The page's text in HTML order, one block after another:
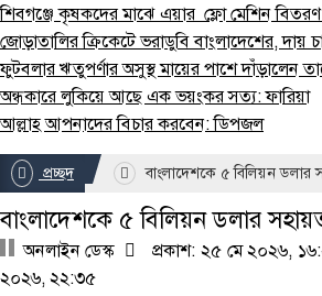
শিবগঞ্জে কৃষকদের মাঝে এয়ার ফ্লো মেশিন বিতরণ
জোড়াতালির ক্রিকেটে ভরাডুবি বাংলাদেশের, দায়
ফুটবলার ঋতুপর্ণার অসুস্থ মায়ের পাশে দাঁড়ালেন
অন্ধকারে লুকিয়ে আছে এক ভয়ংকর সত্য: ফারিয়া
আল্লাহ আপনাদের বিচার করবেন: ডিপজল
প্রচ্ছদ বাংলাদেশকে ৫ বিলিয়ন ডলার
বাংলাদেশকে ৫ বিলিয়ন ডলার
অনলাইন ডেস্ক প্রকাশ: ২৫ মে ২০২৬,
২০২৬, ২২:৩৫